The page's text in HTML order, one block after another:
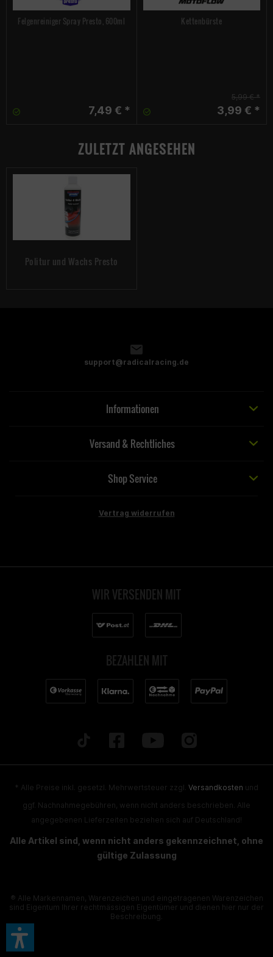
Felgenreiniger Spray Presto, 600ml
7,49 € *
Kettenbürste
5,99 € *
3,99 € *
ZULETZT ANGESEHEN
Politur und Wachs Presto
support@radicalracing.de
Informationen
Versand & Rechtliches
Shop Service
Vertrag widerrufen
WIR VERSENDEN MIT
BEZAHLEN MIT
* Alle Preise inkl. gesetzl. Mehrwertsteuer zzgl. Versandkosten und
ggf. Nachnahmegebühren, wenn nicht anders beschrieben. Alle
angegebenen Lieferzeiten beziehen sich auf Deutschland!
Alle Artikel sind, wenn nicht anders gekennzeichnet, ohne
gültige Zulassung
® Alle Markennamen, Warenzeichen und eingetragenen Warenzeichen
sind Eigentum Ihrer rechtmässigen Eigentümer und dienen hier nur der
Beschreibung.